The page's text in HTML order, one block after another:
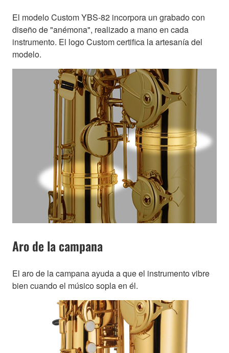
El modelo Custom YBS-82 incorpora un grabado con
diseño de "anémona", realizado a mano en cada
instrumento. El logo Custom certifica la artesanía del
modelo.
Aro de la campana
El aro de la campana ayuda a que el instrumento vibre
bien cuando el músico sopla en él.